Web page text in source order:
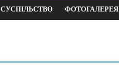
СУСПІЛЬСТВО ФОТОГАЛЕРЕЯ